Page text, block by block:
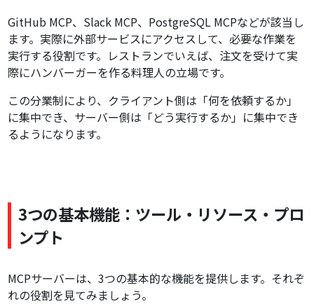
GitHub MCP、Slack MCP、PostgreSQL MCPなどが該当し
ます。実際に外部サービスにアクセスして、必要な作業を
実行する役割です。レストランでいえば、注文を受けて実
際にハンバーガーを作る料理人の立場です。
この分業制により、クライアント側は「何を依頼するか」
に集中でき、サーバー側は「どう実行するか」に集中でき
るようになります。
3つの基本機能：ツール・リソース・プロ
ンプト
MCPサーバーは、3つの基本的な機能を提供します。それぞ
れの役割を見てみましょう。